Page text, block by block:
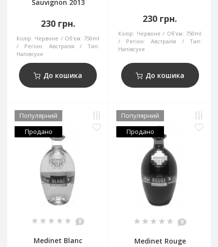
Sauvignon 2013
230 грн.
Колір: Червоне Об'єм: 750ml
Регіон:
Австралія
Тип:
Напівсухе
До кошика
230 грн.
Колір: Червоне Об'єм: 750ml
Регіон:
Австралія
Тип:
Напівсухе
До кошика
Популярний
Продано
0
Medinet Blanc
Популярний
Продано
0
Medinet Rouge